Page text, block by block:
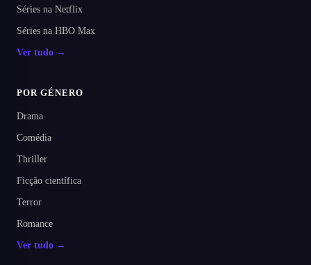
Séries na Netflix
Séries na HBO Max
Ver tudo →
POR GÉNERO
Drama
Comédia
Thriller
Ficção científica
Terror
Romance
Ver tudo →